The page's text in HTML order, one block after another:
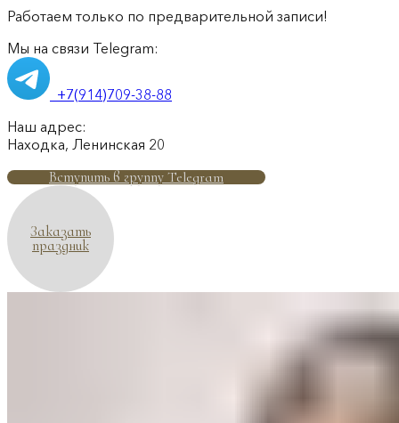
Работаем только по предварительной записи!
Мы на связи Telegram:
+7(914)709-38-88
Наш адрес:
Находка, Ленинская 20
Вступить в группу Telegram
Заказать
праздник